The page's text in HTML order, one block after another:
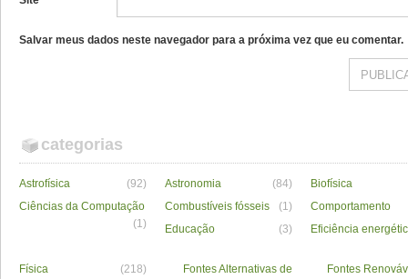
Salvar meus dados neste navegador para a próxima vez que eu comentar.
categorias
Astrofísica (92) Astronomia (84)
Biofísica
Ciências da Computação
(1)
Combustíveis fósseis (1)
Comportamento
Educação
(3) Eficiência
Física (218) Fontes Alternativas de Fontes